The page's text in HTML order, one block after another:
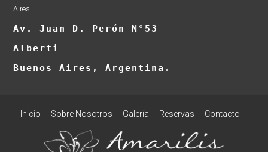
Aires.
Av. Juan D. Perón N°53
Alberti
Buenos Aires, Argentina.
Inicio Sobre Nosotros Galería Reservas Contacto